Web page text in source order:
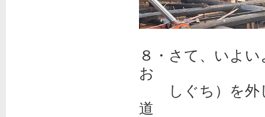
８・さて、いよ
お
しぐち）を外し
道